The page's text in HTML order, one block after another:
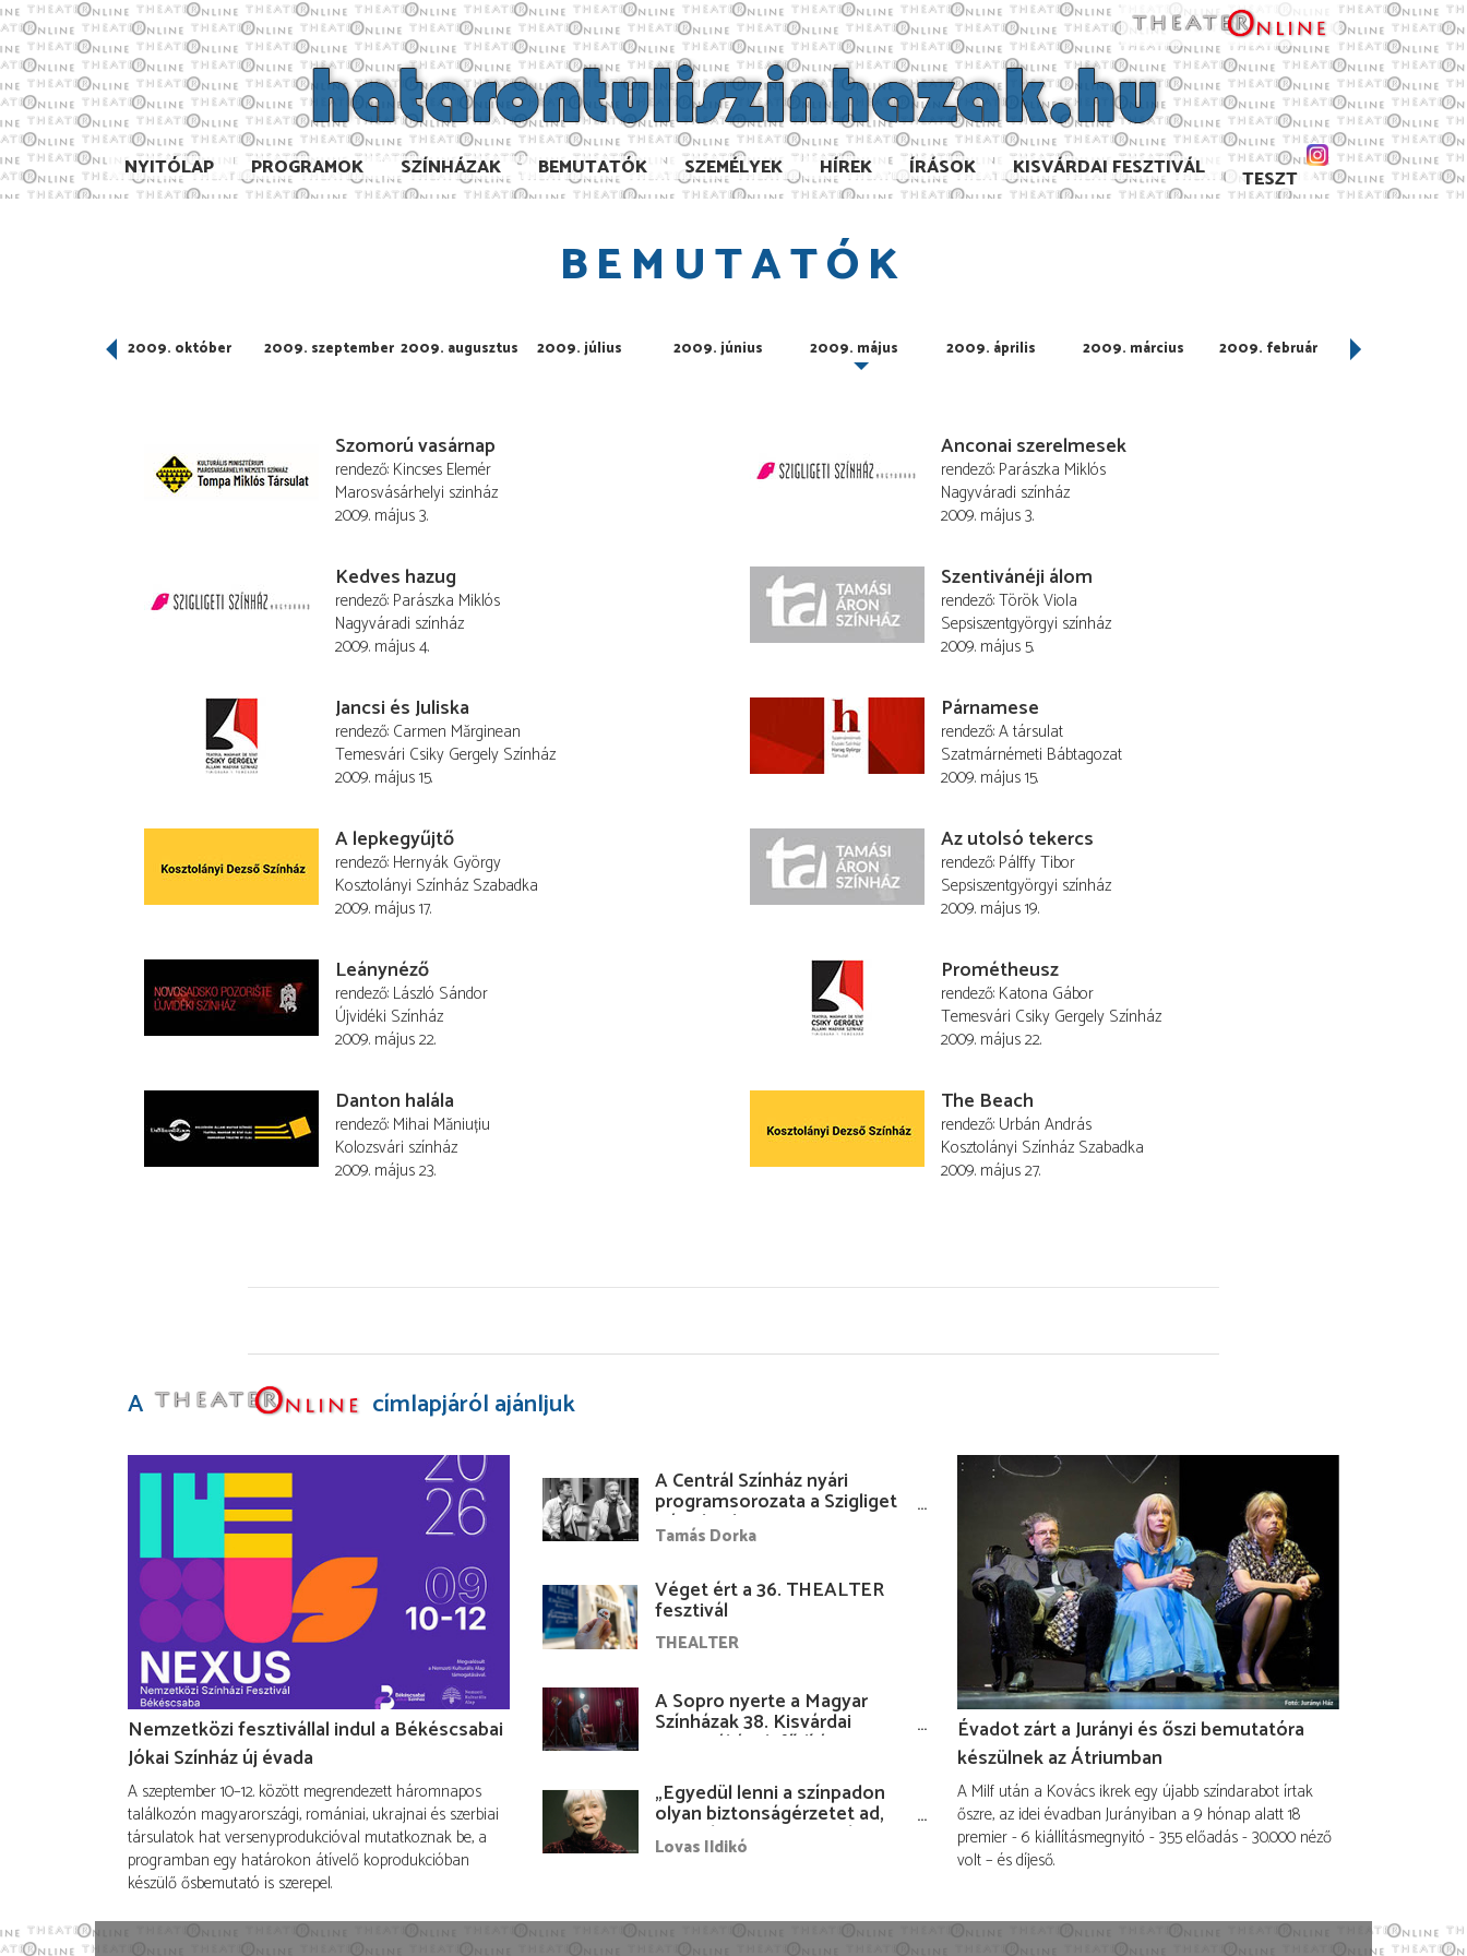
NYITÓLAP PROGRAMOK SZÍNHÁZAK BEMUTATÓK SZEMÉLYEK HÍREK ÍRÁSOK KISVÁRDAI FESZTIVÁL TESZT
BEMUTATÓK
november 2009. október 2009. szeptember 2009. augusztus 2009. július 2009. június 2009. május 2009. április 2009. március 2009. február 2009. január
Szomorú vasárnap
rendező Kincses Elemér
Marosvásárhelyi szinház
2009. május 3.
Anconai szerelmesek
rendező Parászka Miklós
Nagyváradi színház
2009. május 3.
Kedves hazug
rendező Parászka Miklós
Nagyváradi színház
2009. május 4.
Szentivánéji álom
rendező Török Viola
Sepsiszentgyörgyi színház
2009. május 5.
Jancsi és Juliska
rendező Carmen Mărginean
Temesvári Csiky Gergely Színház
2009. május 15.
Párnamese
rendező A társulat
Szatmárnémeti Bábtagozat
2009. május 15.
A lepkegyűjtő
rendező Hernyák György
Kosztolányi Színház Szabadka
2009. május 17.
Az utolsó tekercs
rendező Pálffy Tibor
Sepsiszentgyörgyi színház
2009. május 19.
Leánynéző
rendező László Sándor
Újvidéki Színház
2009. május 22.
Prométheusz
rendező Katona Gábor
Temesvári Csiky Gergely Színház
2009. május 22.
Danton halála
rendező Mihai Măniuțiu
Kolozsvári színház
2009. május 23.
The Beach
rendező Urbán András
Kosztolányi Színház Szabadka
2009. május 27.
A címlapjáról ajánljuk
Nemzetközi fesztivállal indul a Békéscsabai
Jókai Színház új évada
A szeptember 10–12. között megrendezett háromnapos
találkozón magyarországi, romániai, ukrajnai és szerbiai
társulatok hat versenyprodukcióval mutatkoznak be, a
programban egy határokon átívelő koprodukcióban
készülő ősbemutató is szerepel.
A Centrál Színház nyári
programsorozata a Szigliget
Várudvarban
Tamás Dorka
Véget ért a 36. THEALTER
fesztivál
THEALTER
A Sopro nyerte a Magyar
Színházak 38. Kisvárdai
Fesztiváljának fődíját
„Egyedül lenni a színpadon
olyan biztonságérzetet ad,
hogy lám, mindenki más
nélkül is megvagyok
Lovas Ildikó
Évadot zárt a Jurányi és őszi bemutatóra
készülnek az Átriumban
A Milf után a Kovács ikrek egy újabb színdarabot írtak
őszre, az idei évadban Jurányiban a 9 hónap alatt 18
premier - 6 kiállításmegnyitó - 355 előadás - 30.000 néző
volt – és díjeső.